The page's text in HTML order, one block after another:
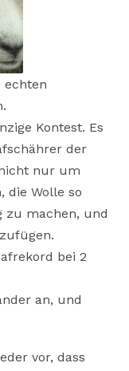
echten
Kontest. Es
der
nur um
die Wolle so
zu machen, und
bei 2
an, und
vor, dass